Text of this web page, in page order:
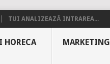
TUI ANALIZEAZĂ INTRAREA...
HORECA MARKETING